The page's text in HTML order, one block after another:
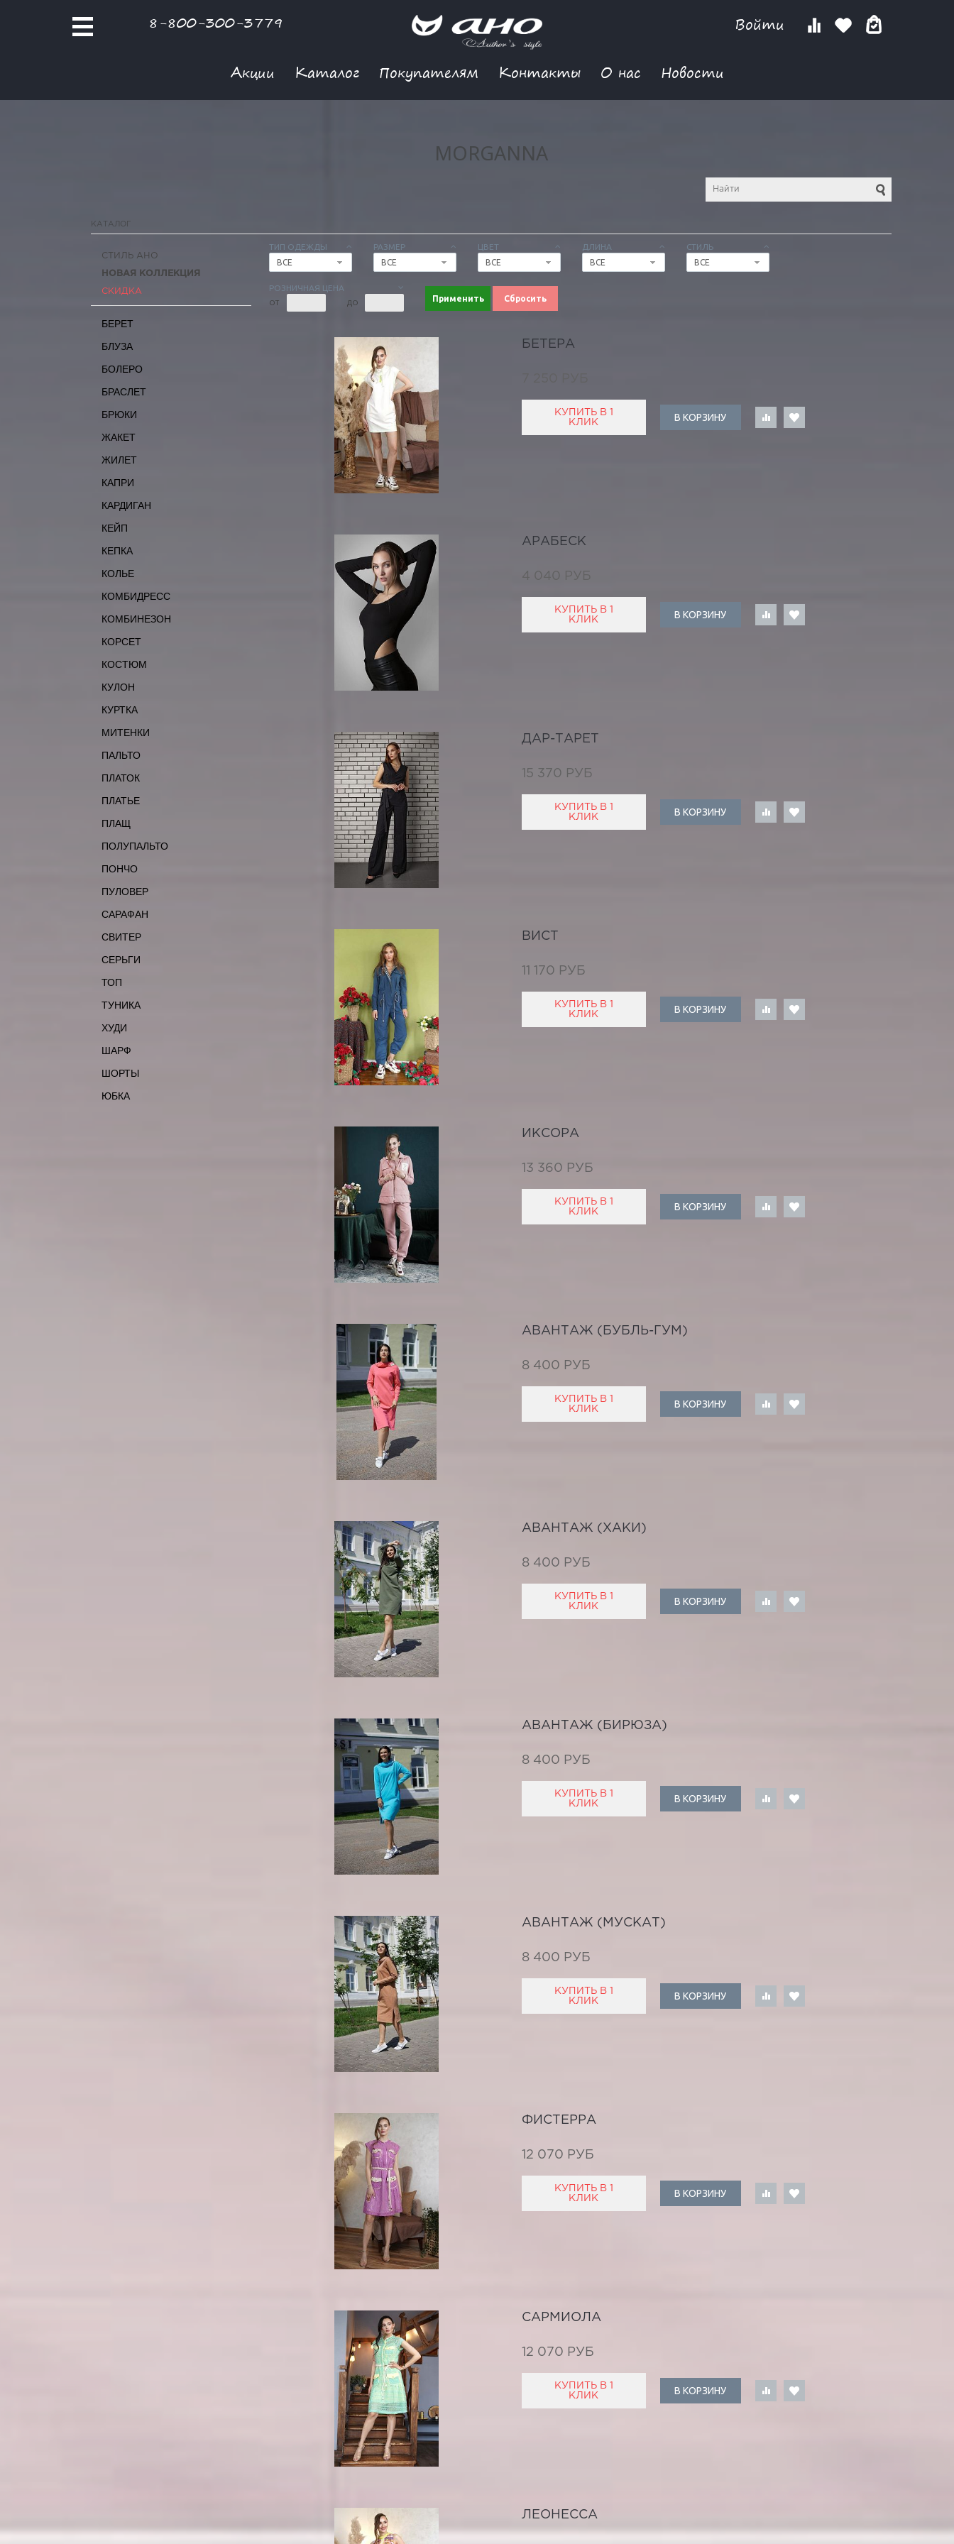
8-800-300-3779 Войти
Акции Каталог Покупателям Контакты О нас Новости
MORGANNA
КАТАЛОГ
ТИП ОДЕЖДЫ
ВСЕ
РАЗМЕР
ВСЕ
ЦВЕТ
ВСЕ
ДЛИНА
ВСЕ
СТИЛЬ
ВСЕ
РОЗНИЧНАЯ ЦЕНА
ОТ ДО Применить Сбросить
СТИЛЬ АНО
НОВАЯ КОЛЛЕКЦИЯ
СКИДКА
БЕРЕТ
БЛУЗА
БОЛЕРО
БРАСЛЕТ
БРЮКИ
ЖАКЕТ
ЖИЛЕТ
КАПРИ
КАРДИГАН
КЕЙП
КЕПКА
КОЛЬЕ
КОМБИДРЕСС
КОМБИНЕЗОН
КОРСЕТ
КОСТЮМ
КУЛОН
КУРТКА
МИТЕНКИ
ПАЛЬТО
ПЛАТОК
ПЛАТЬЕ
ПЛАЩ
ПОЛУПАЛЬТО
ПОНЧО
ПУЛОВЕР
САРАФАН
СВИТЕР
СЕРЬГИ
ТОП
ТУНИКА
ХУДИ
ШАРФ
ШОРТЫ
ЮБКА
БЕТЕРА
КУПИТЬ В 1
КЛИК
В КОРЗИНУ
АРАБЕСК
4 040 РУБ
КУПИТЬ В 1
КЛИК
В КОРЗИНУ
ДАР-ТАРЕТ
15 370 РУБ
КУПИТЬ В 1
КЛИК
В КОРЗИНУ
ВИСТ
11 170 РУБ
КУПИТЬ В 1
КЛИК
В КОРЗИНУ
ИКСОРА
13 360 РУБ
КУПИТЬ В 1
КЛИК
В КОРЗИНУ
АВАНТАЖ (БУБЛЬ-ГУМ)
8 400 РУБ
КУПИТЬ В 1
КЛИК
В КОРЗИНУ
АВАНТАЖ (ХАКИ)
8 400 РУБ
КУПИТЬ В 1
КЛИК
В КОРЗИНУ
АВАНТАЖ (БИРЮЗА)
8 400 РУБ
КУПИТЬ В 1
КЛИК
В КОРЗИНУ
АВАНТАЖ (МУСКАТ)
8 400 РУБ
КУПИТЬ В 1
КЛИК
В КОРЗИНУ
ФИСТЕРРА
12 070 РУБ
КУПИТЬ В 1
КЛИК
В КОРЗИНУ
САРМИОЛА
12 070 РУБ
КУПИТЬ В 1
КЛИК
В КОРЗИНУ
ЛЕОНЕССА